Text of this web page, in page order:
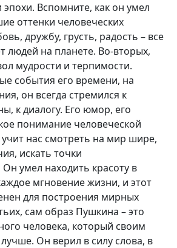
Вспомните, как он умел
оттенки человеческих
дружбу, грусть, радость – все
людей на планете. Во-вторых,
мудрости и терпимости.
события его времени, на
он всегда стремился к
к диалогу. Его юмор, его
понимание человеческой
нас смотреть на мир шире,
искать точки
умел находить красоту в
мгновение жизни, и этот
для построения мирных
сам образ Пушкина – это
человека, который своим
Он верил в силу слова, в